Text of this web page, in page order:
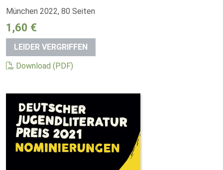
München 2022, 80 Seiten
1,60 €
LEIDER VERGRIFFEN
Download (PDF)